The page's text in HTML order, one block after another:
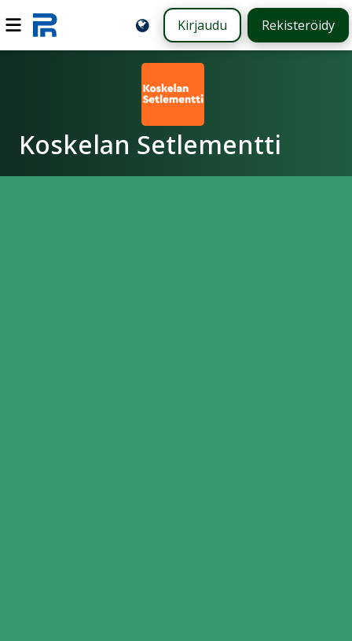
Kirjaudu Rekisteröidy
Koskelan Setlementti